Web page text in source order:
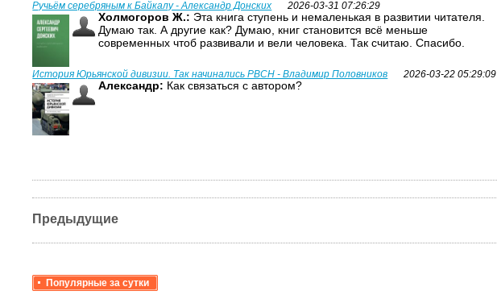
Ручьём серебряным к Байкалу - Александр Донских 2026-03-31 07:26:29
Холмогоров Ж.: Эта книга ступень и немаленькая в развитии читателя.
Думаю так. А другие как? Думаю, книг становится всё меньше
современных чтоб развивали и вели человека. Так считаю. Спасибо.
История Юрьянской дивизии. Так начинались РВСН - Владимир Половников 2026-03-22 05:29:09
Александр: Как связаться с автором?
Предыдущие
Популярные за сутки